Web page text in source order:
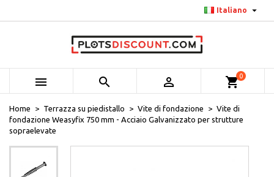
Italiano 
   shopping_cart0
Home Terrazza su piedistallo Vite di fondazione
Vite di
fondazione Weasyfix 750 mm - Acciaio Galvanizzato per strutture
sopraelevate